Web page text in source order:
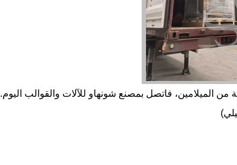
الميلامين، فاتصل بمصنع شونهاو للآلات والقوالب اليوم.